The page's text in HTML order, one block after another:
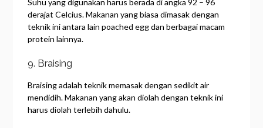
derajat Celcius. Makanan yang biasa dimasak dengan
teknik ini antara lain poached egg dan berbagai macam
protein lainnya.
9. Braising
Braising adalah teknik memasak dengan sedikit air
mendidih. Makanan yang akan diolah dengan teknik ini
harus diolah terlebih dahulu.